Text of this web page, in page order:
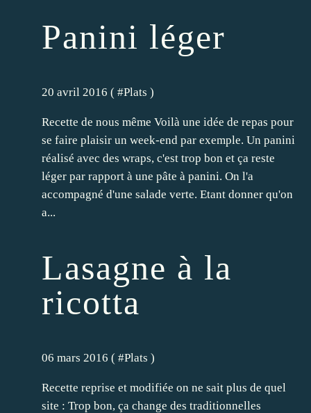
Panini léger
20 avril 2016 ( #Plats )
Recette de nous même Voilà une idée de repas pour
se faire plaisir un week-end par exemple. Un panini
réalisé avec des wraps, c'est trop bon et ça reste
léger par rapport à une pâte à panini. On l'a
accompagné d'une salade verte. Etant donner qu'on
a...
Lasagne à la
ricotta
06 mars 2016 ( #Plats )
Recette reprise et modifiée on ne sait plus de quel
site : Trop bon, ça change des traditionnelles